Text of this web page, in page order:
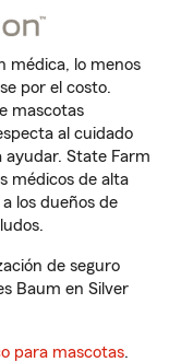
médica, lo menos
por el costo.
mascotas
al cuidado
ayudar. State Farm
médicos de alta
los dueños de
de seguro
Baum en Silver
para mascotas.